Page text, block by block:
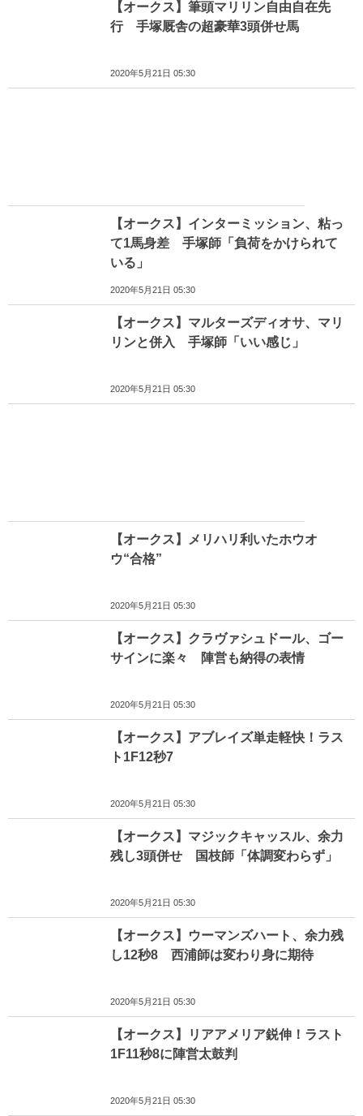
【オークス】筆頭マリリン自由自在先
行 手塚厩舎の超豪華3頭併せ馬
2020年5月21日 05:30
【オークス】インターミッション、粘っ
て1馬身差 手塚師「負荷をかけられて
いる」
2020年5月21日 05:30
【オークス】マルターズディオサ、マリ
リンと併入 手塚師「いい感じ」
2020年5月21日 05:30
【オークス】メリハリ利いたホウオ
ウ“合格”
2020年5月21日 05:30
【オークス】クラヴァシュドール、ゴー
サインに楽々 陣営も納得の表情
2020年5月21日 05:30
【オークス】アブレイズ単走軽快！ラス
ト1F12秒7
2020年5月21日 05:30
【オークス】マジックキャッスル、余力
残し3頭併せ 国枝師「体調変わらず」
2020年5月21日 05:30
【オークス】ウーマンズハート、余力残
し12秒8 西浦師は変わり身に期待
2020年5月21日 05:30
【オークス】リアアメリア鋭伸！ラスト
1F11秒8に陣営太鼓判
2020年5月21日 05:30